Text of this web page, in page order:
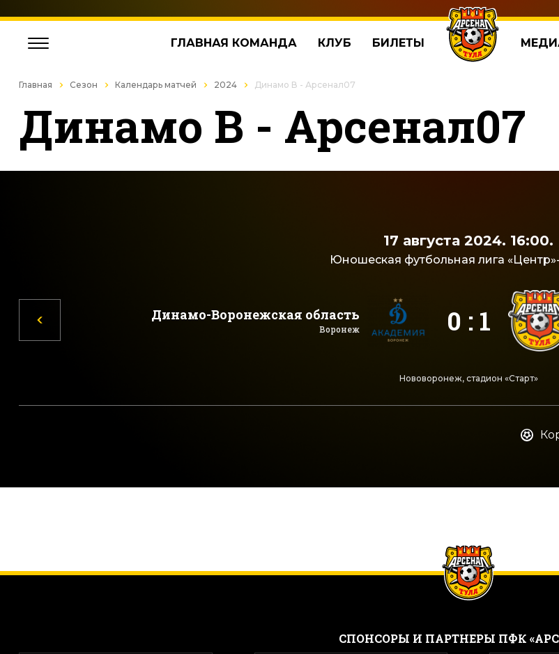
ГЛАВНАЯ КОМАНДА КЛУБ БИЛЕТЫ
Главная Сезон Календарь матчей 2024 Динамо В - Арсенал07
Динамо В - Арсенал07
17 августа 2024. 16:00.
Юношеская футбольная лига «Центр»-
Динамо-Воронежская область
Воронеж 0 : 1
Нововоронеж, стадион «Старт»
CПОНСОРЫ И ПАРТНЕРЫ ПФК